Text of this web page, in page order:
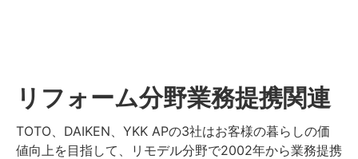
リフォーム分野業務提携関連
TOTO、DAIKEN、YKK APの3社はお客様の暮らしの価
値向上を目指して、リモデル分野で2002年から業務提携